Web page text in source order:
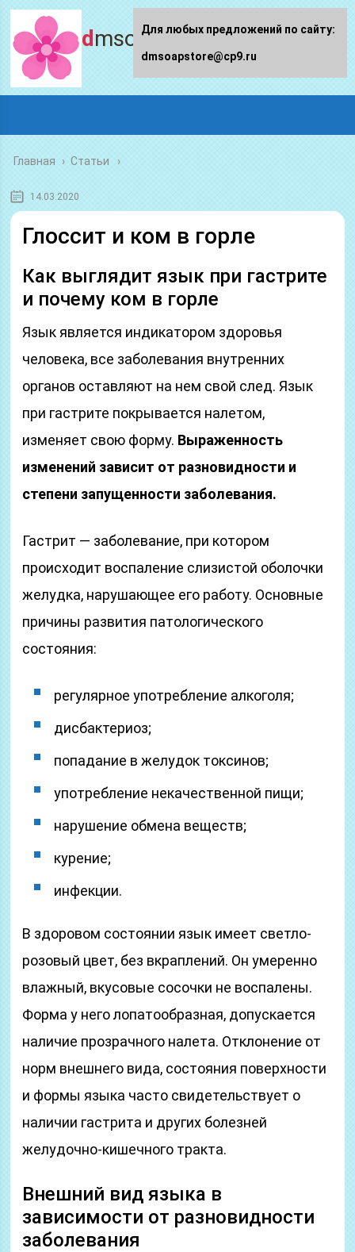
dmsoapstore.ru
Главная › Статьи
14.03.2020
Глоссит и ком в горле
Как выглядит язык при гастрите
и почему ком в горле
Язык является индикатором здоровья
человека, все заболевания внутренних
органов оставляют на нем свой след. Язык
при гастрите покрывается налетом,
изменяет свою форму. Выраженность
изменений зависит от разновидности и
степени запущенности заболевания.
Гастрит — заболевание, при котором
происходит воспаление слизистой оболочки
желудка, нарушающее его работу. Основные
причины развития патологического
состояния:
регулярное употребление алкоголя;
дисбактериоз;
попадание в желудок токсинов;
употребление некачественной пищи;
нарушение обмена веществ;
курение;
инфекции.
В здоровом состоянии язык имеет светло-
розовый цвет, без вкраплений. Он умеренно
влажный, вкусовые сосочки не воспалены.
Форма у него лопатообразная, допускается
наличие прозрачного налета. Отклонение от
норм внешнего вида, состояния поверхности
и формы языка часто свидетельствует о
наличии гастрита и других болезней
желудочно-кишечного тракта.
Внешний вид языка в
зависимости от разновидности
заболевания
Для любых предложений по сайту:
dmsoapstore@cp9.ru